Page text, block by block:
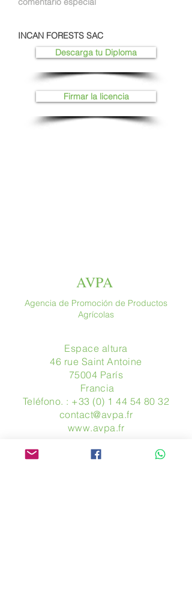
INCAN FORESTS SAC
Descarga tu Diploma
Firmar la licencia
AVPA
Agencia de Promoción de Productos
Agrícolas
Espace altura
46 rue Saint Antoine
75004 París
​ Francia
Teléfono. : +33 (0) 1 44 54 80 32
contact@avpa.fr
www.avpa.fr